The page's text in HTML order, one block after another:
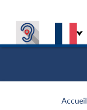
Accueil
d'accueil